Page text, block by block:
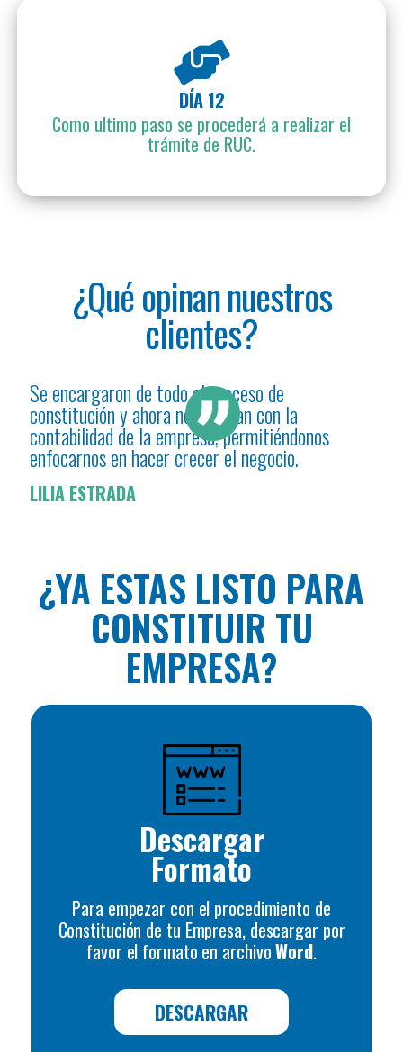
DÍA 12
Como ultimo paso se procederá a realizar el
trámite de RUC.
¿Qué opinan nuestros
clientes?
Se encargaron de todo el proceso de
constitución y ahora nos ayudan con la
contabilidad de la empresa, permitiéndonos
enfocarnos en hacer crecer el negocio.
LILIA ESTRADA
¿YA ESTAS LISTO PARA
CONSTITUIR TU
EMPRESA?
Descargar
Formato
Para empezar con el procedimiento de
Constitución de tu Empresa, descargar por
favor el formato en archivoWord.
DESCARGAR